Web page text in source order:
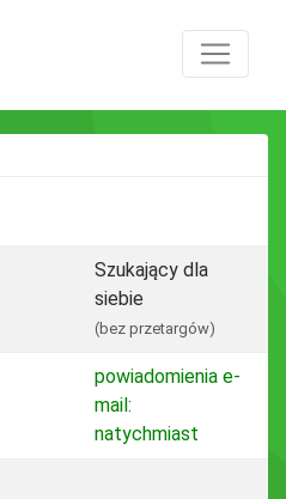
Szukający dla
siebie
(bez przetargów)
powiadomienia e-
mail:
natychmiast